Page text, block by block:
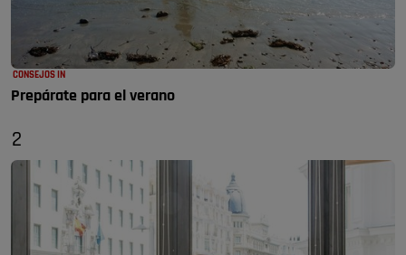
CONSEJOS IN
Prepárate para el verano
2